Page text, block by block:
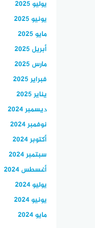
يوليو 2025
يونيو 2025
مايو 2025
أبريل 2025
مارس 2025
فبراير 2025
يناير 2025
ديسمبر 2024
نوفمبر 2024
أكتوبر 2024
سبتمبر 2024
أغسطس 2024
يوليو 2024
يونيو 2024
مايو 2024